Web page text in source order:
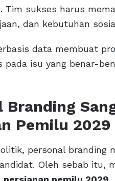
Tim sukses harus
dan kebutuhan
data membuat
pada isu yang benar-
Branding
Pemilu 2029
personal branding
Oleh sebab itu,